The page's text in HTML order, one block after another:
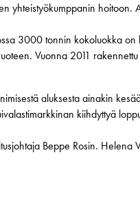
yhteistyökumppanin hoitoon.
3000 tonnin kokoluokka
Vuonna 2011 rakennettu
aluksesta ainakin
kiihdyttyä
Beppe Rosin. Helena